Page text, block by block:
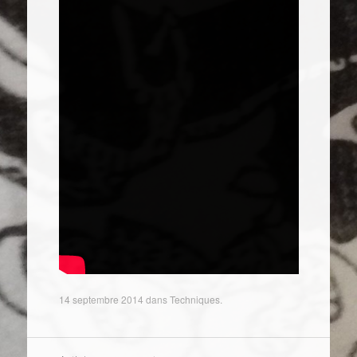
14 septembre 2014 dansTechniques.